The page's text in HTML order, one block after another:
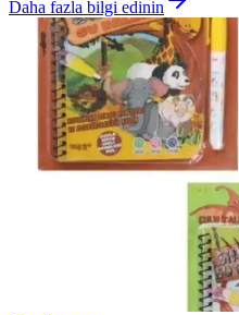
Daha fazla bilgi edinin